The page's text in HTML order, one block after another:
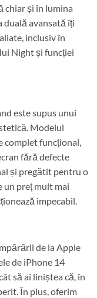
chiar și în lumina
duală avansată îți
inclusiv în
Night și funcției
este supus unui
Modelul
complet funcțional,
fără defecte
și pregătit pentru o
un preț mult mai
impecabil.
de la Apple
de iPhone 14
să ai liniștea că, în
În plus, oferim